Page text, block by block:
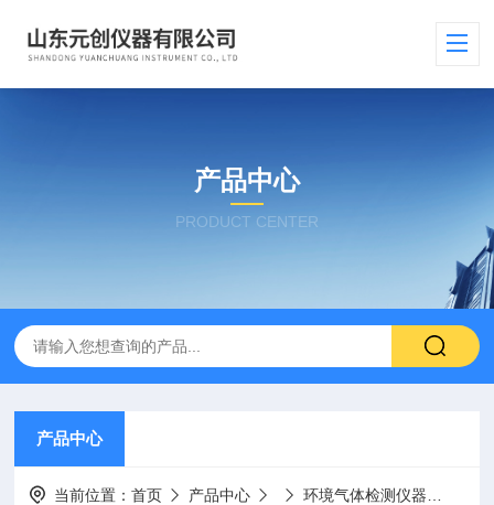
产品中心
PRODUCT CENTER
产品中心
当前位置：首页 产品中心 环境气体检测仪器